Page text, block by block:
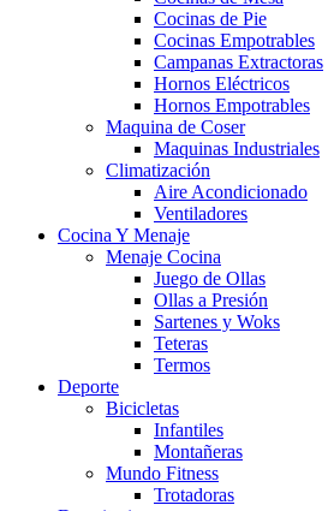
Cocinas de Pie
Cocinas Empotrables
Campanas Extractoras
Hornos Eléctricos
Hornos Empotrables
Maquina de Coser
Maquinas Industriales
Climatización
Aire Acondicionado
Ventiladores
Cocina Y Menaje
Menaje Cocina
Juego de Ollas
Ollas a Presión
Sartenes y Woks
Teteras
Termos
Deporte
Bicicletas
Infantiles
Montañeras
Mundo Fitness
Trotadoras